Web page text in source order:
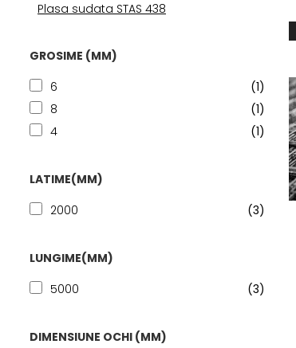
Plasa sudata STAS 438
GROSIME (MM)
6
(1)
8
(1)
4
(1)
LATIME(MM)
2000
(3)
LUNGIME(MM)
5000
(3)
DIMENSIUNE OCHI (MM)